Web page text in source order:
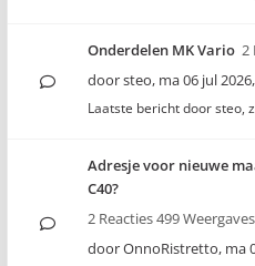
Onderdelen MK Vario 2
doorsteo, ma 06 jul
Laatste bericht doorsteo,
Adresje voor nieuwe
C40?
2 Reacties 499 Weergaves
doorOnnoRistretto, ma